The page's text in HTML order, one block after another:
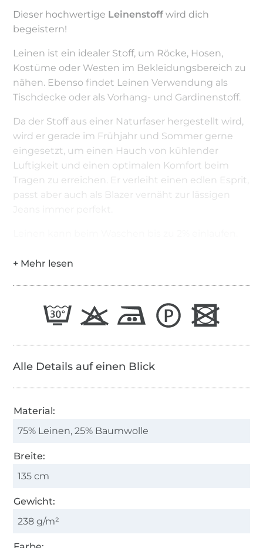
Dieser hochwertige Leinenstoffwird dich
begeistern!
Leinen ist ein idealer Stoff, um Röcke, Hosen,
Kostüme oder Westen im Bekleidungsbereich zu
nähen. Ebenso findet Leinen Verwendung als
Tischdecke oder als Vorhang- und Gardinenstoff.
Da der Stoff aus einer Naturfaser hergestellt wird,
wird er gerade im Frühjahr und Sommer gerne
eingesetzt, um einen Hauch von kühlender
Luftigkeit und einen optimalen Komfort beim
Tragen zu erreichen. Er verleiht einen edlen Esprit,
passt aber auch als Blazer vernäht zur lässigen
Alle Details auf einen Blick
Material:
75% Leinen, 25% Baumwolle
Breite:
135 cm
Gewicht:
238 g/m²